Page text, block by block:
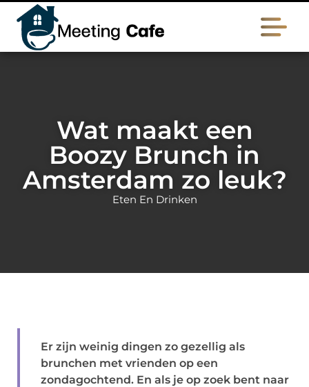
Wat maakt een
Boozy Brunch in
Amsterdam zo leuk?
Eten En Drinken
Er zijn weinig dingen zo gezellig als
brunchen met vrienden op een
zondagochtend. En als je op zoek bent naar